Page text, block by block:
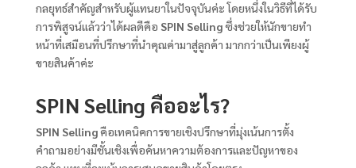
กลยุทธ์สำคัญสำหรับผู้แทนยาในปัจจุบันค่ะ โดยหนึ่งในวิธีที่ได้รับ
การพิสูจน์แล้วว่าได้ผลดีคือ SPIN Sellingซึ่งช่วยให้นักขายทำ
หน้าที่เสมือนที่ปรึกษาที่นำคุณค่ามาสู่ลูกค้า มากกว่าเป็นเพียงผู้
ขายสินค้าค่ะ
SPIN Selling คืออะไร?
SPIN Sellingคือเทคนิคการขายเชิงปรึกษาที่มุ่งเน้นการตั้ง
คำถามอย่างมีชั้นเชิงเพื่อค้นหาความต้องการและปัญหาของ